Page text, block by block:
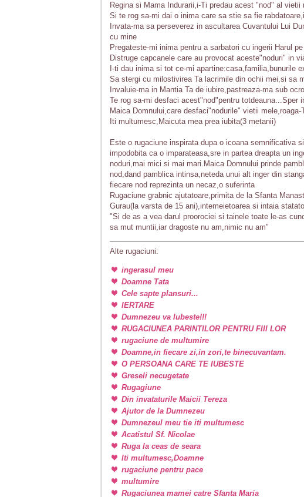
Regina si Mama Indurarii,i-Ti predau acest "nod" al vietii
Si te rog sa-mi dai o inima care sa stie sa fie
Invata-ma sa perseverez in ascultarea Cuvantului Lui
cu mine
Pregateste-mi inima pentru a sarbatori cu ingerii Harul
Distruge capcanele care au provocat aceste"noduri" in
I-ti dau inima si tot ce-mi apartine:casa,familia,bunurile
Sa stergi cu milostivirea Ta lacrimile din ochii mei,si sa
Invaluie-ma in Mantia Ta de iubire,pastreaza-ma sub
Te rog sa-mi desfaci acest"nod"pentru totdeauna...Sper
Maica Domnului,care desfaci"nodurile" vietii mele,roaga-
Iti multumesc,Maicuta mea prea iubita(3 metanii)
Este o rugaciune inspirata dupa o icoana semnificativa
impodobita ca o imparateasa,sre in partea dreapta un
noduri,mai mici si mai mari.Maica Domnului prinde
nod,dand pamblica intinsa,neteda unui alt inger din
fiecare nod reprezinta un necaz,o suferinta
Rugaciune grabnic ajutatoare,primita de la Sfanta
Gurau(la varsta de 15 ani),intemeietoarea si intaia
"Si de as a vea darul proorociei si tainele toate le-as
sa mut muntii,iar dragoste nu am,nimic nu am"
Alte rugaciuni:
ingerasul meu
Doamne Tata
Cele sapte plansuri...
IERTARE
Dumnezeu va Iubeste!!!
RUGACIUNEA PARINTILOR PENTRU FIII LOR
rugaciune de multumire
Doamne,in fiecare zi,in zori,te binecuvantam.
O PERSOANA CARE TE IUBESTE
Greseli necugetate
Rugagiune
Din invataturile Maicii Tereza
Ajutor de la Dumnezeu
Dumnezeul meu tie iti multumesc
Acatistul Sf. Nicolae
Ruga la ceas de seara
Iti multumesc,Doamne
rugaciune pentru pace
multumire
Rugaciunea mamei catre Sfanta Maria